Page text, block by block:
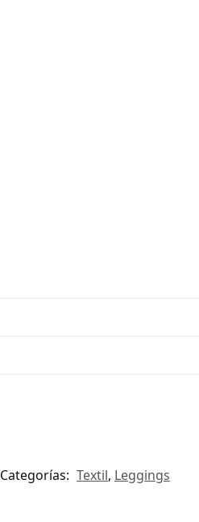
Categorías: Textil, Leggings